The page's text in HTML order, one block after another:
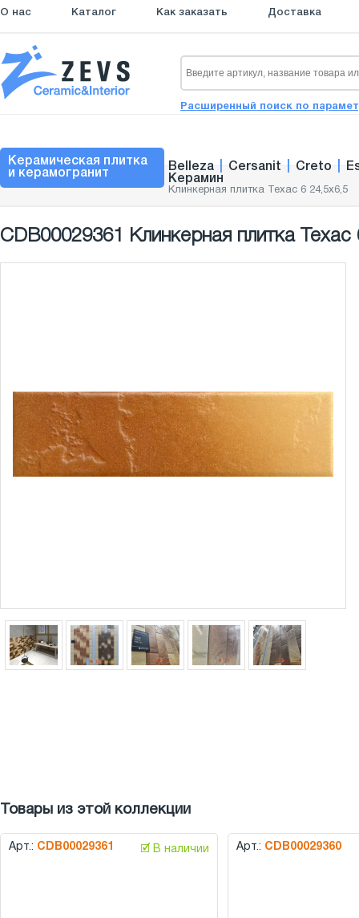
О нас Каталог Как заказать Доставка
Расширенный поиск по
Керамическая плитка
и керамогранит
Belleza Cersanit Creto
Керамин
Клинкерная плитка Техас 6 24,5x6,5
CDB00029361 Клинкерная плитка
Товары из этой коллекции
Арт.: CDB00029361 🗹 В наличии Арт.: CDB00029360